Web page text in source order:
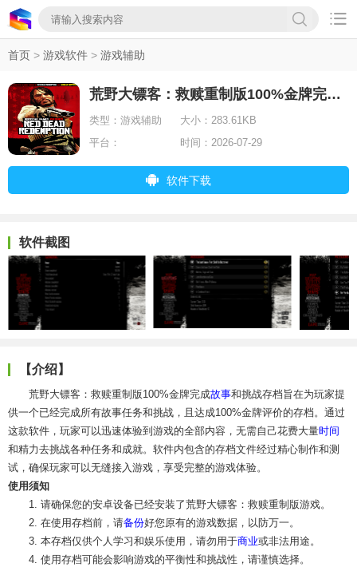

首页 > 游戏软件 > 游戏辅助
荒野大镖客：救赎重制版100%金牌完成故事和挑战存档
类型： 游戏辅助 大小： 283.61KB
平台：
时间： 2026-07-29
软件下载
软件截图
【介绍】
荒野大镖客：救赎重制版100%金牌完成故事和挑战存档旨在为玩家提
供一个已经完成所有故事任务和挑战，且达成100%金牌评价的存档。通过
这款软件，玩家可以迅速体验到游戏的全部内容，无需自己花费大量时间
和精力去挑战各种任务和成就。软件内包含的存档文件经过精心制作和测
试，确保玩家可以无缝接入游戏，享受完整的游戏体验。
使用须知
1. 请确保您的安卓设备已经安装了荒野大镖客：救赎重制版游戏。
2. 在使用存档前，请备份好您原有的游戏数据，以防万一。
3. 本存档仅供个人学习和娱乐使用，请勿用于商业或非法用途。
4. 使用存档可能会影响游戏的平衡性和挑战性，请谨慎选择。